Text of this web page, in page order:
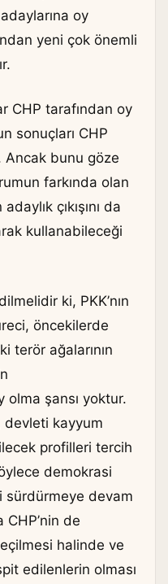
adaylarına oy
yeni çok önemli
CHP tarafından oy
sonuçları CHP
Ancak bunu göze
farkında olan
çıkışını da
kullanabileceği
ki, PKK’nın
öncekilerde
terör ağalarının
şansı yoktur.
devleti kayyum
profilleri tercih
demokrasi
sürdürmeye devam
de
halinde ve
edilenlerin olması